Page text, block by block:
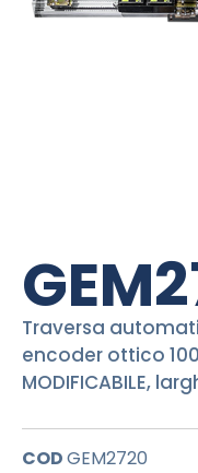
Traversa
encoder ottico
MODIFICABILE,
CODGEM2720